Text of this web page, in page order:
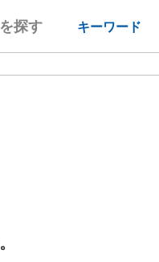
を探す キーワード